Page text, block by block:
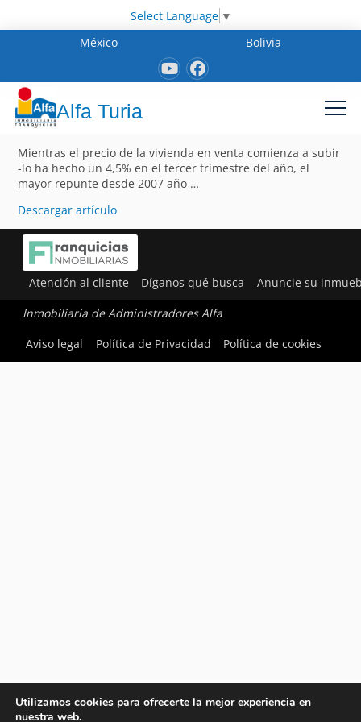
Select Language ▼
México
Bolivia
Alfa Turia
Mientras el precio de la vivienda en venta comienza a subir
-lo ha hecho un 4,5% en el tercer trimestre del año, el
mayor repunte desde 2007 año …
Descargar artículo
Atención al cliente Díganos qué busca Anuncie su
Inmobiliaria de Administradores Alfa
Aviso legal
Política de Privacidad Política de cookies
Utilizamos cookies para ofrecerte la mejor experiencia en
nuestra web.